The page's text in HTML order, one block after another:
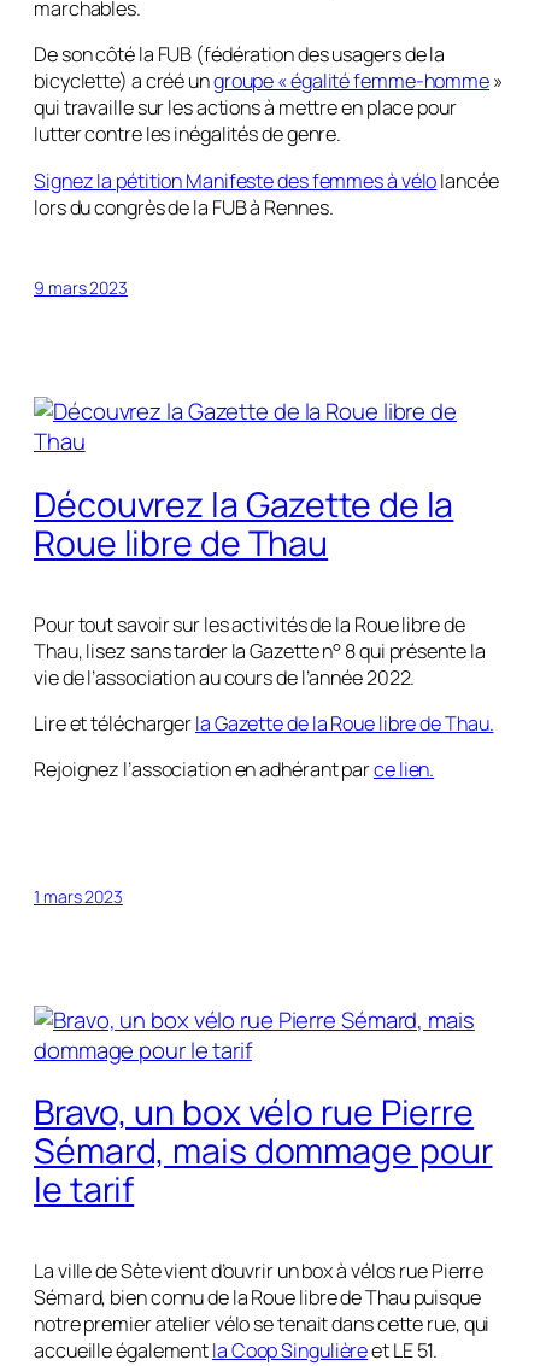
marchables.
De son côté la FUB (fédération des usagers de la
bicyclette) a créé ungroupe « égalité femme-homme»
qui travaille sur les actions à mettre en place pour
lutter contre les inégalités de genre.
Signez la pétition Manifeste des femmes à vélolancée
lors du congrès de la FUB à Rennes.
9 mars 2023
Découvrez la Gazette de la
Roue libre de Thau
Pour tout savoir sur les activités de la Roue libre de
Thau, lisez sans tarder la Gazette n° 8 qui présente la
vie de l’association au cours de l’année 2022.
Lire et téléchargerla Gazette de la Roue libre de Thau.
Rejoignez l’association en adhérant parce lien.
1 mars 2023
Bravo, un box vélo rue Pierre
Sémard, mais dommage pour
le tarif
La ville de Sète vient d’ouvrir un box à vélos rue Pierre
Sémard, bien connu de la Roue libre de Thau puisque
notre premier atelier vélo se tenait dans cette rue, qui
accueille égalementla Coop Singulièreet LE 51.